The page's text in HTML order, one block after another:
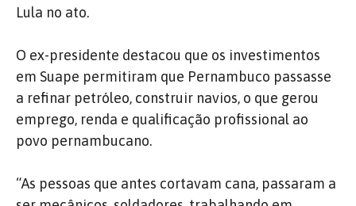
Lula no ato.
O ex-presidente destacou que os investimentos
em Suape permitiram que Pernambuco passasse
a refinar petróleo, construir navios, o que gerou
emprego, renda e qualificação profissional ao
povo pernambucano.
“As pessoas que antes cortavam cana, passaram a